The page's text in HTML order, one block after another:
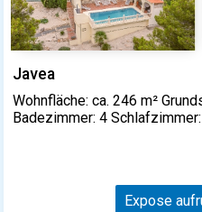
Javea
Wohnfläche: ca. 246 m²
Badezimmer: 4
Expose